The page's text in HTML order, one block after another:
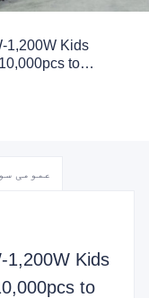
1,200W Kids
to
عمومی
1,200W Kids
to